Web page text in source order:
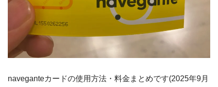
naveganteカードの使用方法・料金まとめです(2025年9月